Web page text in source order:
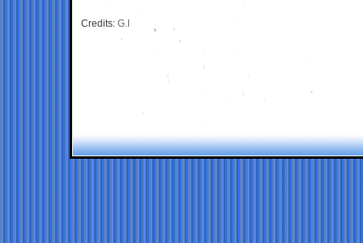
Credits: G.I